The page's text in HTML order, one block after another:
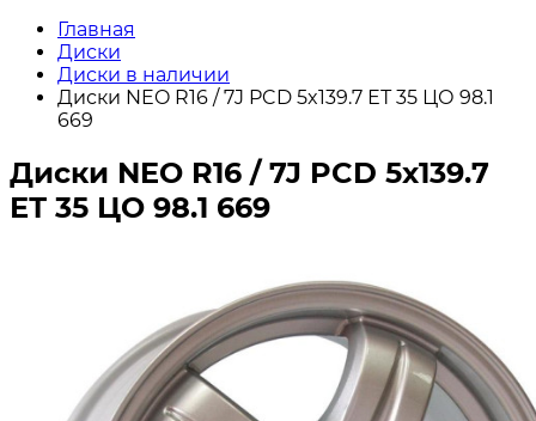
Главная
Диски
Диски в наличии
Диски NEO R16 / 7J PCD 5x139.7 ЕТ 35 ЦО 98.1
669
Диски NEO R16 / 7J PCD 5x139.7
ЕТ 35 ЦО 98.1 669